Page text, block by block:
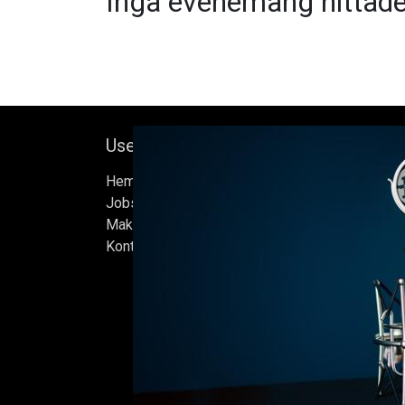
Useful Links
Hem
Jobs
Make Good
Kontakta oss
Bock's Corner
oberoende
av Bock Brewery,
Efter nästan trettio
iskällare som
2015, som har
Ölen bryggs i små
sats måste
standarder vi